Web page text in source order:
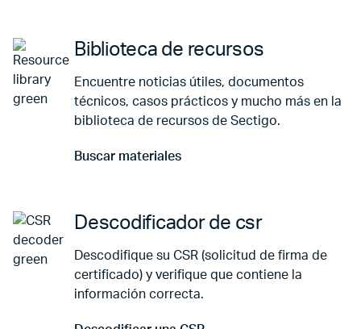
Biblioteca de recursos
Encuentre noticias útiles, documentos
técnicos, casos prácticos y mucho más en la
biblioteca de recursos de Sectigo.
Buscar materiales
Ir a Buscar materiales
Descodificador de csr
Descodifique su CSR (solicitud de firma de
certificado) y verifique que contiene la
información correcta.